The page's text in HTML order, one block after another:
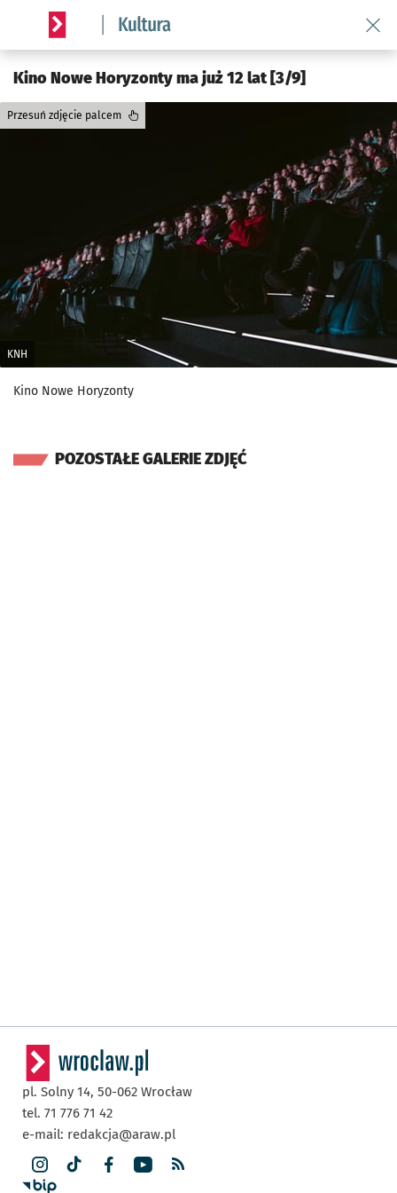
Serwis informacyjny wroclaw.pl podserwis: Kultura
Kino Nowe Horyzonty ma już 12 lat [3/9]
KNH
Przesuń zdjęcie palcem
Kino Nowe Horyzonty
POZOSTAŁE GALERIE ZDJĘĆ
pl. Solny 14, 50-062 Wrocław
tel. 71 776 71 42
e-mail: redakcja@araw.pl